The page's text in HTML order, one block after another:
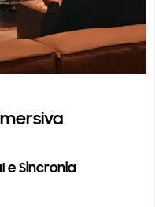
e Sincronia